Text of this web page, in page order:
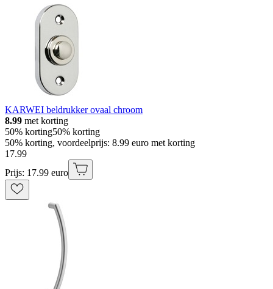
KARWEI beldrukker ovaal chroom
8.99 met korting
50% korting50% korting
50% korting, voordeelprijs: 8.99 euro met korting
17.99
Prijs: 17.99 euro